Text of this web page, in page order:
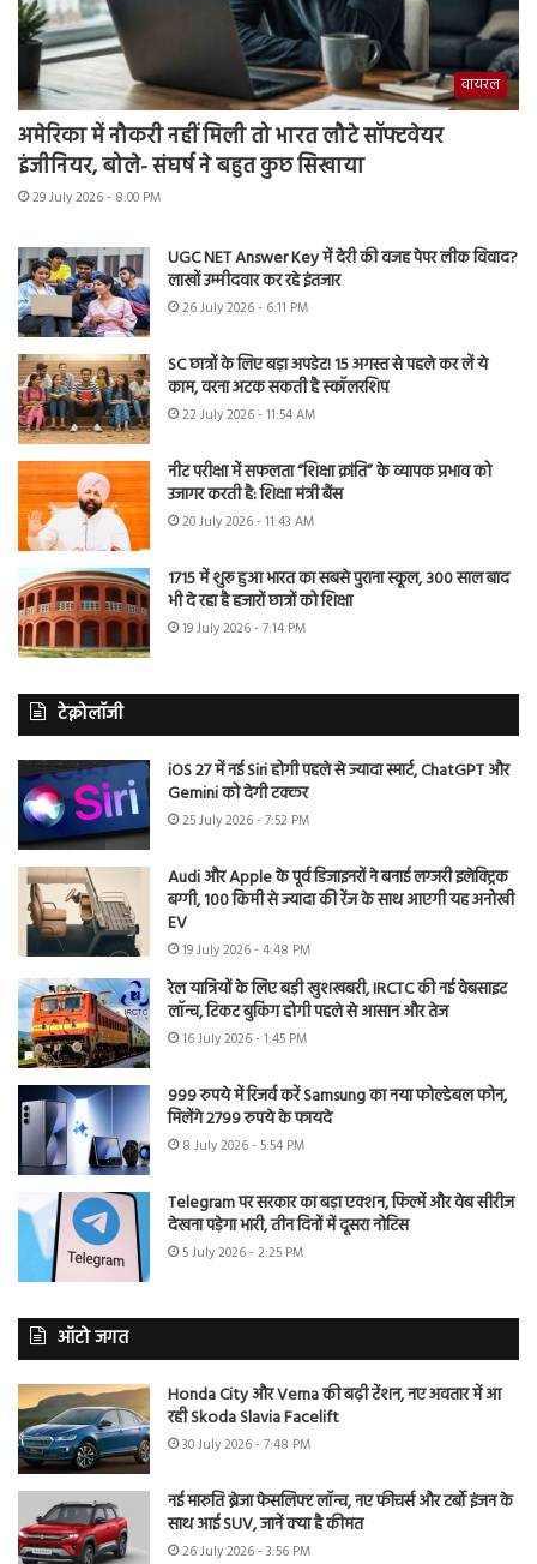
वायरल
अमेरिका में नौकरी नहीं मिली तो भारत लौटे सॉफ्टवेयर
इंजीनियर, बोले- संघर्ष ने बहुत कुछ सिखाया
29 July 2026 - 8:00 PM
UGC NET Answer Key में देरी की वजह पेपर लीक विवाद?
लाखों उम्मीदवार कर रहे इंतजार
26 July 2026 - 6:11 PM
SC छात्रों के लिए बड़ा अपडेट! 15 अगस्त से पहले कर लें ये
काम, वरना अटक सकती है स्कॉलरशिप
22 July 2026 - 11:54 AM
नीट परीक्षा में सफलता “शिक्षा क्रांति” के व्यापक प्रभाव को
उजागर करती है: शिक्षा मंत्री बैंस
20 July 2026 - 11:43 AM
1715 में शुरू हुआ भारत का सबसे पुराना स्कूल, 300 साल बाद
भी दे रहा है हजारों छात्रों को शिक्षा
19 July 2026 - 7:14 PM
टेक्नोलॉजी
iOS 27 में नई Siri होगी पहले से ज्यादा स्मार्ट, ChatGPT और
Gemini को देगी टक्कर
25 July 2026 - 7:52 PM
Audi और Apple के पूर्व डिजाइनरों ने बनाई लग्जरी इलेक्ट्रिक
बग्गी, 100 किमी से ज्यादा की रेंज के साथ आएगी यह अनोखी
EV
19 July 2026 - 4:48 PM
रेल यात्रियों के लिए बड़ी खुशखबरी, IRCTC की नई वेबसाइट
लॉन्च, टिकट बुकिंग होगी पहले से आसान और तेज
16 July 2026 - 1:45 PM
999 रुपये में रिजर्व करें Samsung का नया फोल्डेबल फोन,
मिलेंगे 2799 रुपये के फायदे
8 July 2026 - 5:54 PM
Telegram पर सरकार का बड़ा एक्शन, फिल्में और वेब सीरीज
देखना पड़ेगा भारी, तीन दिनों में दूसरा नोटिस
5 July 2026 - 2:25 PM
ऑटो जगत
Honda City और Verna की बढ़ी टेंशन, नए अवतार में आ
रही Skoda Slavia Facelift
30 July 2026 - 7:48 PM
नई मारुति ब्रेजा फेसलिफ्ट लॉन्च, नए फीचर्स और टर्बो इंजन के
साथ आई SUV, जानें क्या है कीमत
26 July 2026 - 3:56 PM